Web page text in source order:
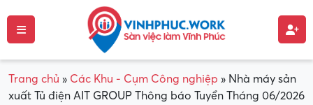
Trang chủ » Các Khu - Cụm Công nghiệp » Nhà máy sản
xuất Tủ điện AIT GROUP Thông báo Tuyển Tháng 06/2026